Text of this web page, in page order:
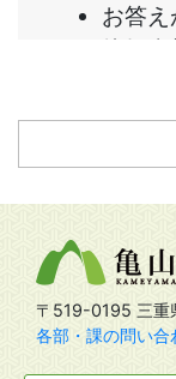
〒519-0195 三重
各部・課の問い合